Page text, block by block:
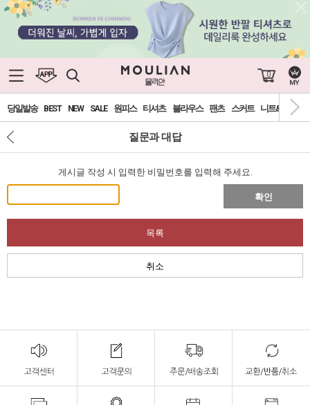
0
당일발송 BEST NEW SALE 원피스 티셔츠 블라우스 팬츠 스커트 니트&가디건
질문과 대답
게시글 작성 시 입력한 비밀번호를 입력해 주세요.
확인
목록
취소